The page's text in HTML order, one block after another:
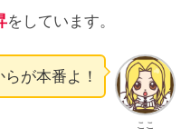
をしています。
ここ
らが本番よ！